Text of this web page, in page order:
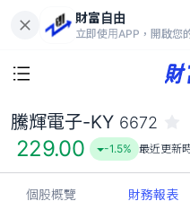
財富自由
立即使用APP，開啟您
229.00
騰輝電子-KY 6672
229.00 -1.5% 最近更新
個股概覽 財務報表